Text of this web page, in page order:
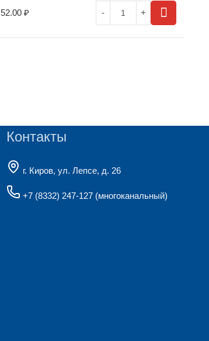
52.00 ₽
Контакты
г. Киров, ул. Лепсе, д. 26
+7 (8332) 247-127 (многоканальный)